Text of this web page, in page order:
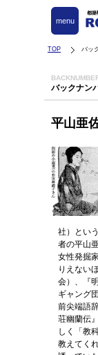
都築
menu
TOP バッ
バックナン
平山亜
社）とい
者の平山
女性発掘
りえない
会）、『
ギャング
前尖端語
荘幽蘭伝
しく「教
教えてく